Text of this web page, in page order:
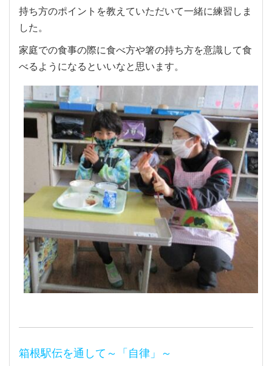
持ち方のポイントを教えていただいて一緒に練習しま
した。
家庭での食事の際に食べ方や箸の持ち方を意識して食
べるようになるといいなと思います。
箱根駅伝を通して～「自律」～